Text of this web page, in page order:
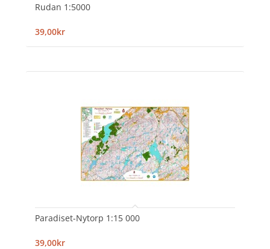
Rudan 1:5000
39,00kr
Paradiset-Nytorp 1:15 000
39,00kr